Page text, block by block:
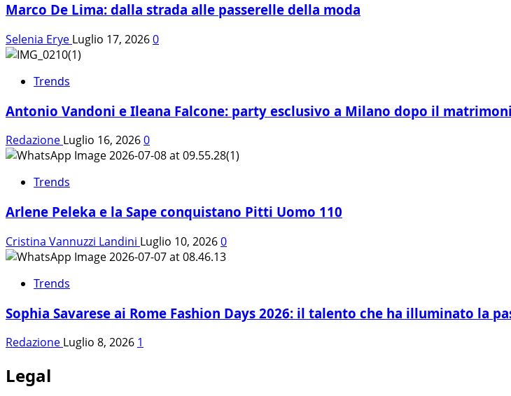
Marco De Lima: dalla strada alle passerelle della moda
Selenia Erye Luglio 17, 20260
Trends
Antonio Vandoni e Ileana Falcone: party esclusivo a Milano dopo il
Redazione Luglio 16, 20260
Trends
Arlene Peleka e la Sape conquistano Pitti Uomo 110
Cristina Vannuzzi Landini Luglio 10, 20260
Trends
Sophia Savarese ai Rome Fashion Days 2026: il talento che ha illuminato la
Redazione Luglio 8, 2026 1
Legal